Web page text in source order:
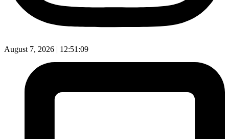
August 7, 2026 | 12:51:10